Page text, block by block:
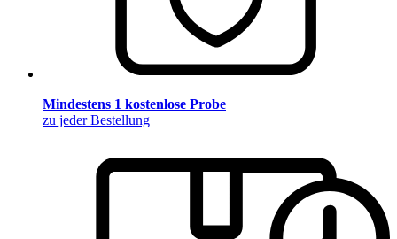
Mindestens 1 kostenlose Probe
zu jeder Bestellung